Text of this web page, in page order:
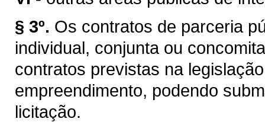
§ 3º. Os contratos de parceria
individual, conjunta ou
contratos previstas na
empreendimento, podendo
licitação.